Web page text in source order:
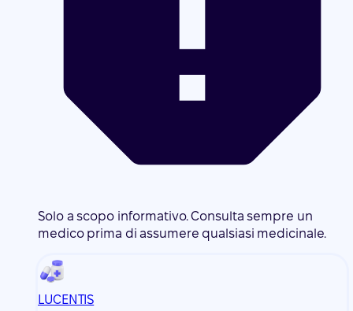
Solo a scopo informativo. Consulta sempre un
medico prima di assumere qualsiasi medicinale.
LUCENTIS